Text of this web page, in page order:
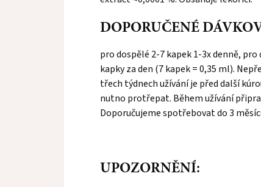
DOPORUČENÉ
pro dospělé 2-7 kapek 1-3x denně,
kapky za den (7 kapek = 0,35 ml).
třech týdnech užívání je před další
nutno protřepat. Během užívání
Doporučujeme spotřebovat do 3
UPOZORNĚNÍ: